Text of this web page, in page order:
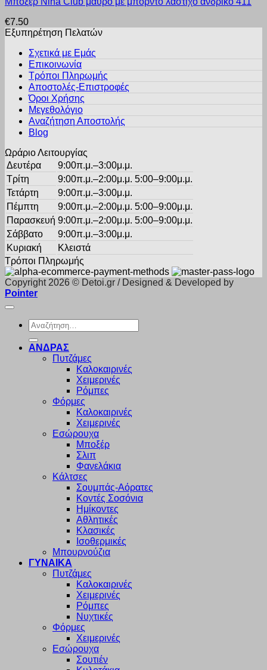
του
προϊόντος
επιλογές
να
επιλεγούν
σελίδα
προϊόντος
το
έχει
πολλαπλές
επιλογές
μπορούν
επιλεγούν
σελίδα
€7.50
Εξυπηρέτηση Πελατών
Σχετικά με Εμάς
Επικοινωνία
Τρόποι Πληρωμής
Αποστολές-Επιστροφές
Όροι Χρήσης
Μεγεθολόγιο
Αναζήτηση Αποστολής
Blog
Ωράριο Λειτουργίας
Δευτέρα
9:00π.μ.–3:00μ.μ.
Τρίτη
9:00π.μ.–2:00μ.μ. 5:00–9:00μ.μ.
Τετάρτη
9:00π.μ.–3:00μ.μ.
Πέμπτη
9:00π.μ.–2:00μ.μ. 5:00–9:00μ.μ.
Παρασκευή 9:00π.μ.–2:00μ.μ. 5:00–9:00μ.μ.
Σάββατο
9:00π.μ.–3:00μ.μ.
Κυριακή
Κλειστά
Τρόποι Πληρωμής
Copyright 2026 © Detoi.gr / Designed & Developed by
Pointer
Αναζήτηση
για:
ΑΝΔΡΑΣ
Πυτζάμες
Καλοκαιρινές
Χειμερινές
Ρόμπες
Φόρμες
Καλοκαιρινές
Χειμερινές
Εσώρουχα
Μποξέρ
Σλιπ
Φανελάκια
Κάλτσες
Σουμπάς-Αόρατες
Κοντές Σοσόνια
Ημίκοντες
Αθλητικές
Κλασικές
Ισοθερμικές
Μπουρνούζια
ΓΥΝΑΙΚΑ
Πυτζάμες
Καλοκαιρινές
Χειμερινές
Ρόμπες
Νυχτικές
Φόρμες
Χειμερινές
Εσώρουχα
Σουτιέν